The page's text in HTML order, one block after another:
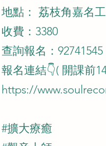
地點： 荔枝角嘉名
收費：3380
查詢報名：92741545
報名連結👇( 開課前
https://
#擴大療癒